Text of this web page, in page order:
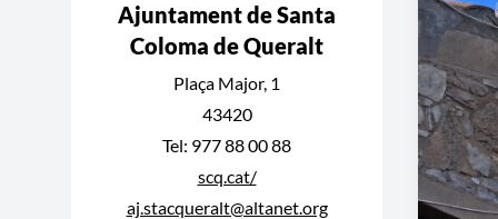
Ajuntament de Santa
Coloma de Queralt
Plaça Major, 1
43420
Tel: 977 88 00 88
scq.cat/
aj.stacqueralt@altanet.org